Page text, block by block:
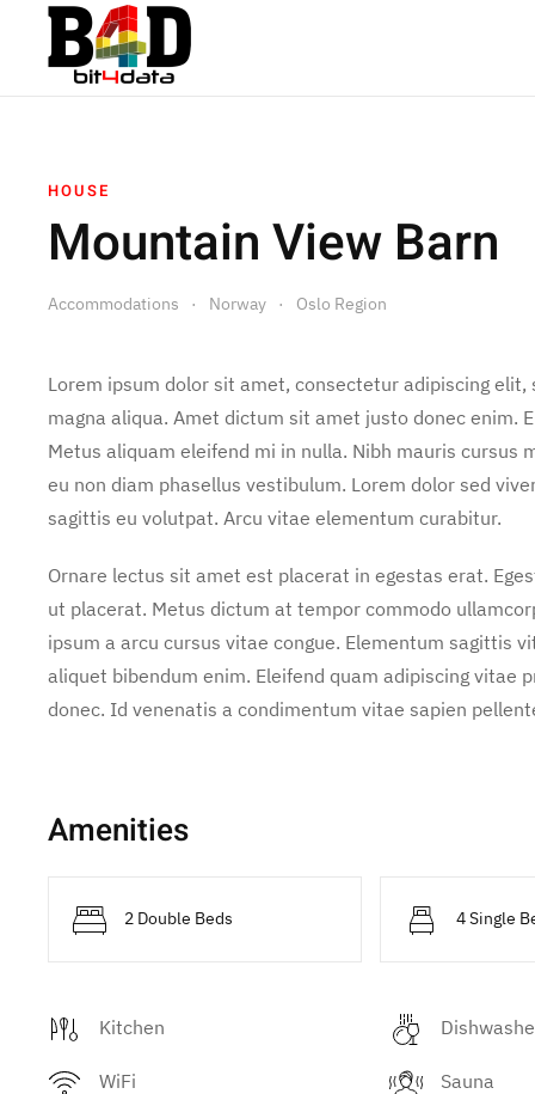
HOUSE
Mountain View Barn
Accommodations Norway Oslo Region
Lorem ipsum dolor sit amet, consectetur adipiscing
magna aliqua. Amet dictum sit amet justo donec enim.
Metus aliquam eleifend mi in nulla. Nibh mauris
eu non diam phasellus vestibulum. Lorem dolor sed
sagittis eu volutpat. Arcu vitae elementum curabitur.
Ornare lectus sit amet est placerat in egestas erat.
ut placerat. Metus dictum at tempor commodo
ipsum a arcu cursus vitae congue. Elementum sagittis
aliquet bibendum enim. Eleifend quam adipiscing vitae
donec. Id venenatis a condimentum vitae sapien
Amenities
2 Double Beds 4 Single
Kitchen
WiFi Sauna